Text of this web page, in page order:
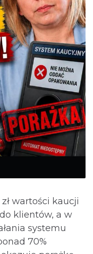
wartości kaucji
klientów, a w
systemu
70%